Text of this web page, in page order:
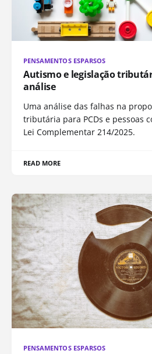
PENSAMENTOS ESPARSOS
Autismo e legislação
análise
Uma análise das falhas na
tributária para PCDs e pessoas
Lei Complementar 214/2025.
READ MORE
PENSAMENTOS ESPARSOS